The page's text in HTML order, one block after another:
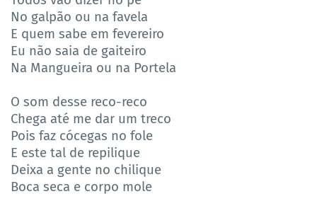
No galpão ou na favela
E quem sabe em fevereiro
Eu não saia de gaiteiro
Na Mangueira ou na Portela
O som desse reco-reco
Chega até me dar um treco
Pois faz cócegas no fole
E este tal de repilique
Deixa a gente no chilique
Boca seca e corpo mole